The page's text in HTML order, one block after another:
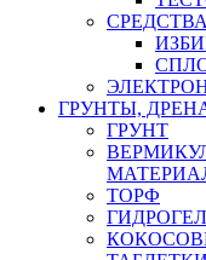
ГРУНТЫ,
ГРУНТ
ТОРФ